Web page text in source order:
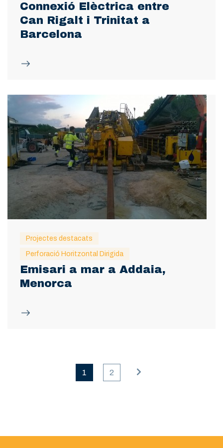
Connexió Elèctrica entre
Can Rigalt i Trinitat a
Barcelona
Projectes destacats
Perforació Horitzontal Dirigida
Emisari a mar a Addaia,
Menorca
1 2